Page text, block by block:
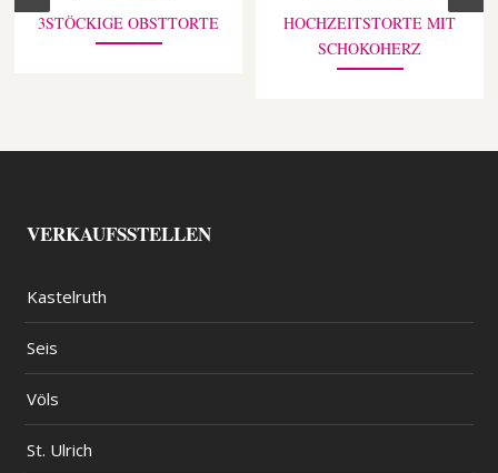
3STÖCKIGE OBSTTORTE
HOCHZEITSTORTE MIT
SCHOKOHERZ
VERKAUFSSTELLEN
Kastelruth
Seis
Völs
St. Ulrich